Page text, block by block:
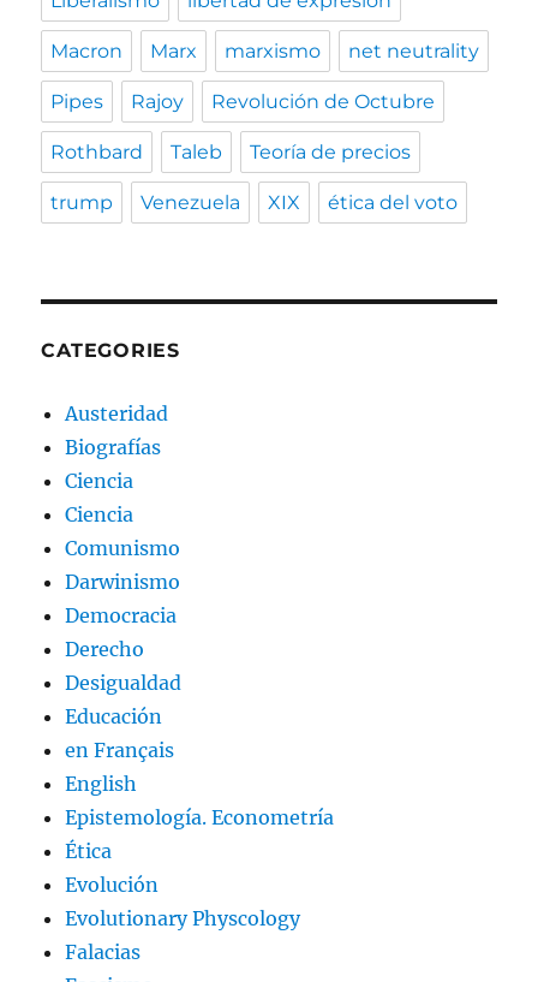
Macron Marx marxismo net neutrality
Pipes Rajoy Revolución de Octubre
Rothbard Taleb Teoría de precios
trump Venezuela XIX ética del voto
CATEGORIES
Austeridad
Biografías
Ciencia
Ciencia
Comunismo
Darwinismo
Democracia
Derecho
Desigualdad
Educación
en Français
English
Epistemología. Econometría
Ética
Evolución
Evolutionary Physcology
Falacias